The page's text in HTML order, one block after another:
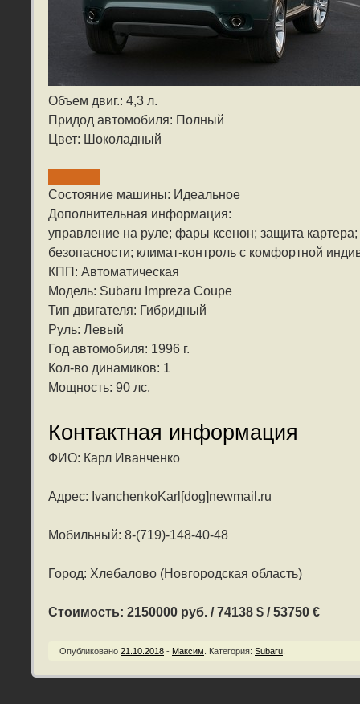
Объем двиг.: 4,3 л.
Придод автомобиля: Полный
Цвет: Шоколадный
Состояние машины: Идеальное
Дополнительная информация:
управление на руле; фары ксенон; защита
безопасности; климат-контроль с комфортной
КПП: Автоматическая
Модель: Subaru Impreza Coupe
Тип двигателя: Гибридный
Руль: Левый
Год автомобиля: 1996 г.
Кол-во динамиков: 1
Мощность: 90 лс.
Контактная информация
ФИО: Карл Иванченко
Адрес: IvanchenkoKarl[dog]newmail.ru
Мобильный: 8-(719)-148-40-48
Город: Хлебалово (Новгородская область)
Стоимость: 2150000 руб. / 74138 $ / 53750 €
Опубликовано 21.10.2018 - Максим Категория: Subaru